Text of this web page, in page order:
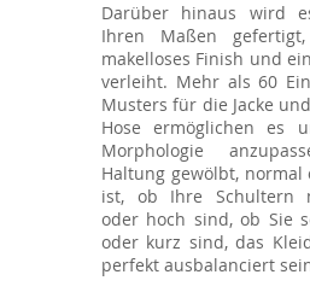
Darüber hinaus wird
Ihren Maßen
makelloses Finish und
verleiht. Mehr als 60
Musters für die Jacke
Hose ermöglichen es
Morphologie
Haltung gewölbt,
ist, ob Ihre Schultern
oder hoch sind, ob Sie
oder kurz sind, das
perfekt ausbalanciert